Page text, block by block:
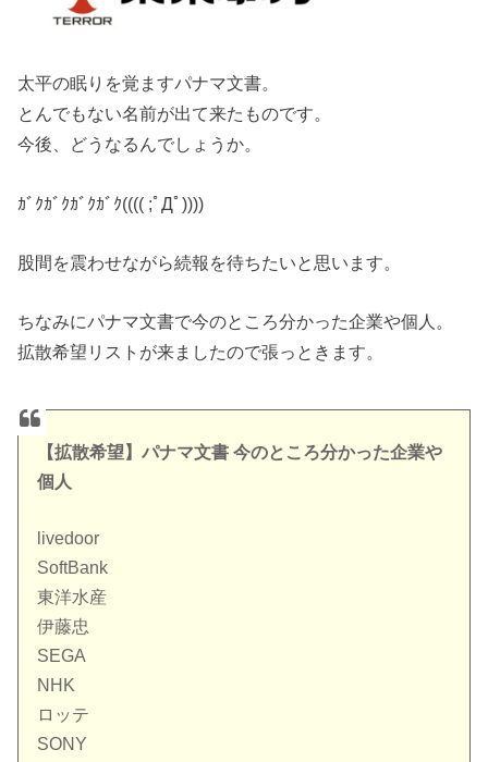
太平の眠りを覚ますパナマ文書。
とんでもない名前が出て来たものです。
今後、どうなるんでしょうか。
ｶﾞｸｶﾞｸｶﾞｸｶﾞｸ(((( ;ﾟДﾟ))))
股間を震わせながら続報を待ちたいと思います。
ちなみにパナマ文書で今のところ分かった企業や個人。
拡散希望リストが来ましたので張っときます。
【拡散希望】パナマ文書 今のところ分かった企業や
個人
livedoor
SoftBank
東洋水産
伊藤忠
SEGA
NHK
ロッテ
SONY